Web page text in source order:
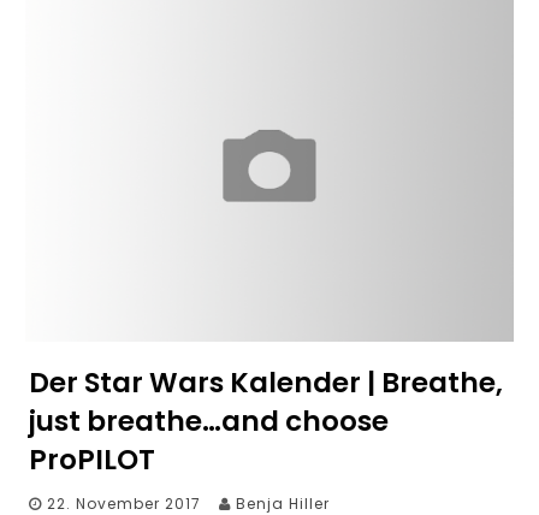
Der Star Wars Kalender | Breathe,
just breathe…and choose
ProPILOT
22. November 2017 Benja Hiller